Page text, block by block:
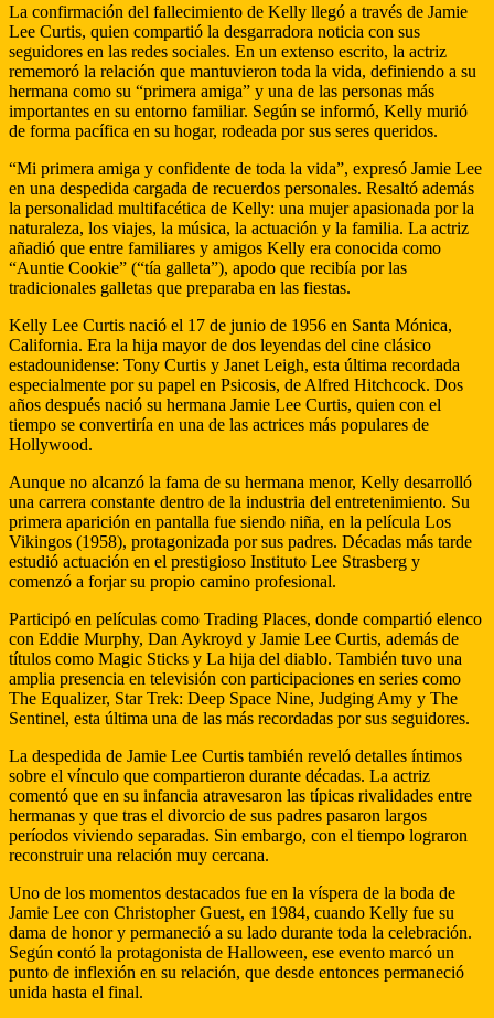
La confirmación del fallecimiento de Kelly llegó a través de Jamie
Lee Curtis, quien compartió la desgarradora noticia con sus
seguidores en las redes sociales. En un extenso escrito, la actriz
rememoró la relación que mantuvieron toda la vida, definiendo a su
hermana como su “primera amiga” y una de las personas más
importantes en su entorno familiar. Según se informó, Kelly murió
de forma pacífica en su hogar, rodeada por sus seres queridos.
“Mi primera amiga y confidente de toda la vida”, expresó Jamie Lee
en una despedida cargada de recuerdos personales. Resaltó además
la personalidad multifacética de Kelly: una mujer apasionada por la
naturaleza, los viajes, la música, la actuación y la familia. La actriz
añadió que entre familiares y amigos Kelly era conocida como
“Auntie Cookie” (“tía galleta”), apodo que recibía por las
tradicionales galletas que preparaba en las fiestas.
Kelly Lee Curtis nació el 17 de junio de 1956 en Santa Mónica,
California. Era la hija mayor de dos leyendas del cine clásico
estadounidense: Tony Curtis y Janet Leigh, esta última recordada
especialmente por su papel en Psicosis, de Alfred Hitchcock. Dos
años después nació su hermana Jamie Lee Curtis, quien con el
tiempo se convertiría en una de las actrices más populares de
Hollywood.
Aunque no alcanzó la fama de su hermana menor, Kelly desarrolló
una carrera constante dentro de la industria del entretenimiento. Su
primera aparición en pantalla fue siendo niña, en la película Los
Vikingos (1958), protagonizada por sus padres. Décadas más tarde
estudió actuación en el prestigioso Instituto Lee Strasberg y
comenzó a forjar su propio camino profesional.
Participó en películas como Trading Places, donde compartió elenco
con Eddie Murphy, Dan Aykroyd y Jamie Lee Curtis, además de
títulos como Magic Sticks y La hija del diablo. También tuvo una
amplia presencia en televisión con participaciones en series como
The Equalizer, Star Trek: Deep Space Nine, Judging Amy y The
Sentinel, esta última una de las más recordadas por sus seguidores.
La despedida de Jamie Lee Curtis también reveló detalles íntimos
sobre el vínculo que compartieron durante décadas. La actriz
comentó que en su infancia atravesaron las típicas rivalidades entre
hermanas y que tras el divorcio de sus padres pasaron largos
períodos viviendo separadas. Sin embargo, con el tiempo lograron
reconstruir una relación muy cercana.
Uno de los momentos destacados fue en la víspera de la boda de
Jamie Lee con Christopher Guest, en 1984, cuando Kelly fue su
dama de honor y permaneció a su lado durante toda la celebración.
Según contó la protagonista de Halloween, ese evento marcó un
punto de inflexión en su relación, que desde entonces permaneció
unida hasta el final.